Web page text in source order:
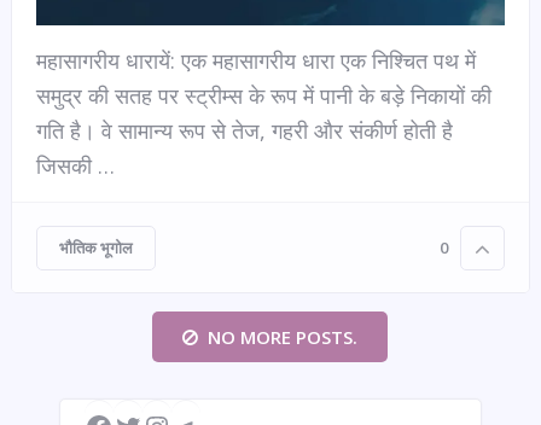
महासागरीय धारायें: एक महासागरीय धारा एक निश्चित पथ में
समुद्र की सतह पर स्ट्रीम्स के रूप में पानी के बड़े निकायों की
गति है। वे सामान्य रूप से तेज, गहरी और संकीर्ण होती है
जिसकी …
भौतिक भूगोल 0
NO MORE POSTS.
Facebook
TwitterInstagram